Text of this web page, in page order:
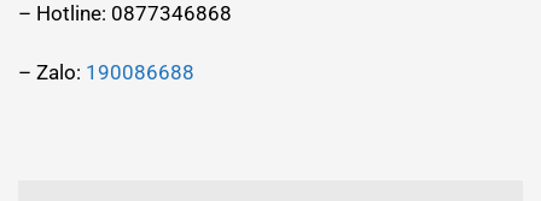
– Hotline: 0877346868
– Zalo: 190086688